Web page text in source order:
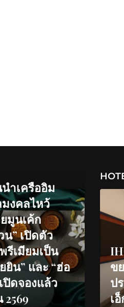
ำเครืออิม
งคลไหว้
มูนเค้ก
น” เปิดตัว
รีเมียมเป็น
ยิน” และ “ฮ่อ
ปิดจองแล้ว
ข
ป
เ